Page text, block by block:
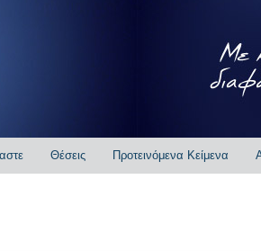
Θέσεις Προτεινόμενα Κείμενα